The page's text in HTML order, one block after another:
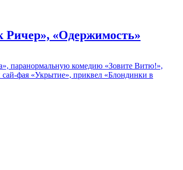
Ричер», «Одержимость»
паранормальную комедию «Зовите Витю!»,
фая «Укрытие», приквел «Блондинки в